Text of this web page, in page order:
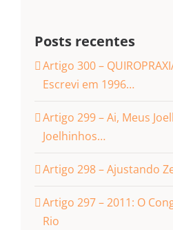
Posts recentes
Artigo 300 –
Escrevi em 1996…
Artigo 299 – Ai, Meus
Joelhinhos…
Artigo 298 – Ajustando
Artigo 297 – 2011: O
Rio